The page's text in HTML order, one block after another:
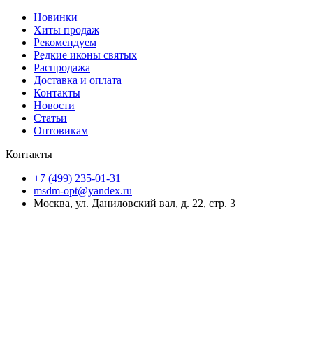
Новинки
Хиты продаж
Рекомендуем
Редкие иконы святых
Распродажа
Доставка и оплата
Контакты
Новости
Статьи
Оптовикам
Контакты
+7 (499) 235-01-31
msdm-opt@yandex.ru
Москва, ул. Даниловский вал, д. 22, стр. 3